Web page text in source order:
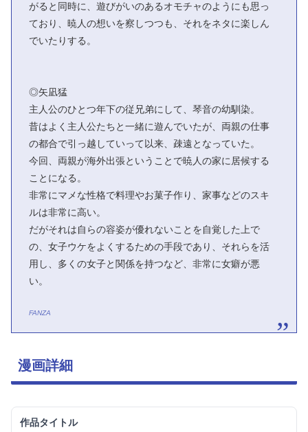
がると同時に、遊びがいのあるオモチャのようにも思っ
ており、暁人の想いを察しつつも、それをネタに楽しん
でいたりする。
◎矢凪猛
主人公のひとつ年下の従兄弟にして、琴音の幼馴染。
昔はよく主人公たちと一緒に遊んでいたが、両親の仕事
の都合で引っ越していって以来、疎遠となっていた。
今回、両親が海外出張ということで暁人の家に居候する
ことになる。
非常にマメな性格で料理やお菓子作り、家事などのスキ
ルは非常に高い。
だがそれは自らの容姿が優れないことを自覚した上で
の、女子ウケをよくするための手段であり、それらを活
用し、多くの女子と関係を持つなど、非常に女癖が悪
い。
FANZA
漫画詳細
作品タイトル